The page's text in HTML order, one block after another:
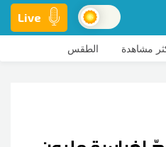
Live
مشاهدة الطقس